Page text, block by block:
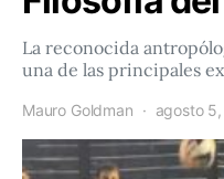
La reconocida
una de las principales
Mauro Goldman agosto